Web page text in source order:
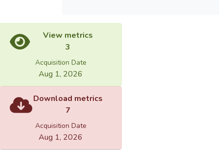
View metrics
3
Acquisition Date
Aug 1, 2026
Download metrics
7
Acquisition Date
Aug 1, 2026